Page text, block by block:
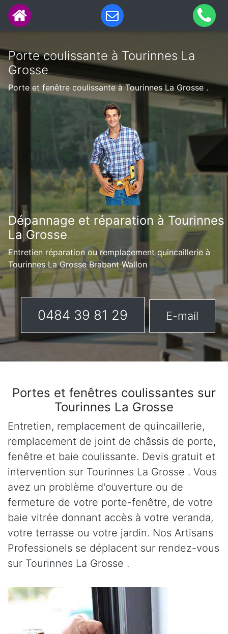
Porte coulissante à Tourinnes La
Grosse
Porte et fenêtre coulissante à Tourinnes La Grosse .
Dépannage et réparation à Tourinnes
La Grosse
Entretien réparation ou remplacement quincaillerie à
Tourinnes La Grosse Brabant Wallon
0484 39 81 29 E-mail
Portes et fenêtres coulissantes sur
Tourinnes La Grosse
Entretien, remplacement de quincaillerie,
remplacement de joint de châssis de porte,
fenêtre et baie coulissante. Devis gratuit et
intervention sur Tourinnes La Grosse . Vous
avez un problème d'ouverture ou de
fermeture de votre porte-fenêtre, de votre
baie vitrée donnant accès à votre veranda,
votre terrasse ou votre jardin. Nos Artisans
Professionels se déplacent sur rendez-vous
sur Tourinnes La Grosse .